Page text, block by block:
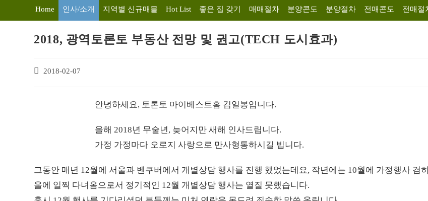
Home 인사/소개 지역별 신규매물 Hot List 좋은 집 갖기 매매절차 분양콘도 분양절차 전매콘도 전매절
2018, 광역토론토 부동산 전망 및 권고(TECH 도시효과)
2018-02-07
안녕하세요, 토론토 마이베스트홈 김일봉입니다.
올해 2018년 무술년, 늦어지만 새해 인사드립니다.
가정 가정마다 오로지 사랑으로 만사형통하시길 빕니다.
그동안 매년 12월에 서울과 벤쿠버에서 개별상담 행사를 진행 했었는데요, 작년에는 10월에 가정행사 겸
울에 일찍 다녀옴으로서 정기적인 12월 개별상담 행사는 열질 못했습니다.